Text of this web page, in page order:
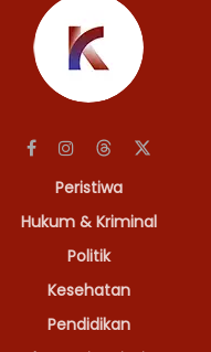
Peristiwa
Hukum & Kriminal
Politik
Kesehatan
Pendidikan